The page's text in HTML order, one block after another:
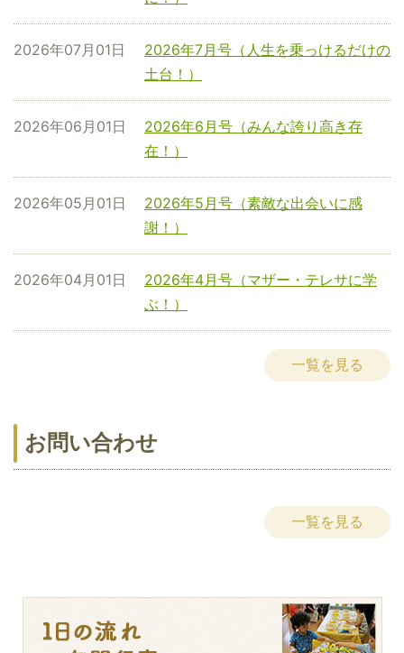
2026年7月号（人生を乗っけるだけの
土台！）
2026年07月01日
2026年6月号（みんな誇り高き存
在！）
2026年06月01日
2026年5月号（素敵な出会いに感
謝！）
2026年05月01日
2026年4月号（マザー・テレサに学
ぶ！）
2026年04月01日
一覧を見る
お問い合わせ
一覧を見る